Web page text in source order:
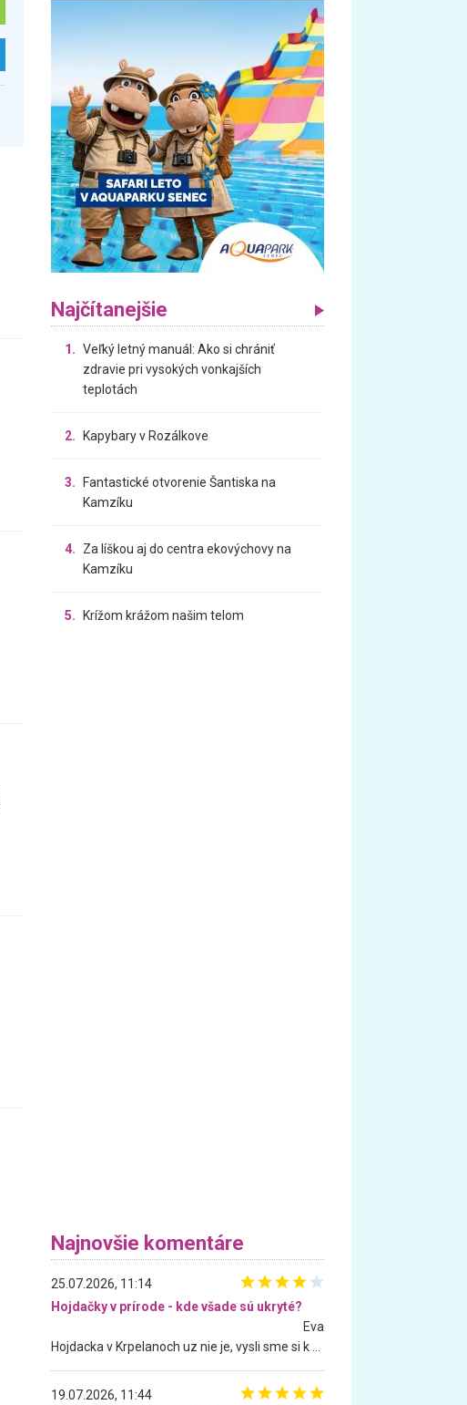
Najčítanejšie
1. Veľký letný manuál: Ako si chrániť
zdravie pri vysokých vonkajších
teplotách
2. Kapybary v Rozálkove
3.
Fantastické otvorenie Šantiska na
Kamzíku
4.
Za líškou aj do centra ekovýchovy na
Kamzíku
5. Krížom krážom našim telom
Najnovšie komentáre
25.07.2026, 11:14
Hojdačky v prírode - kde všade sú ukryté?
Eva
19.07.2026, 11:44